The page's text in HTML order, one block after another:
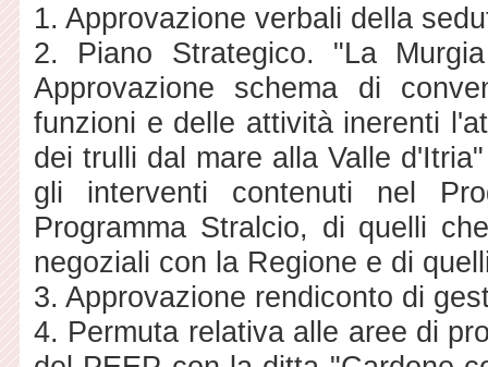
1. Approvazione verbali della
2. Piano Strategico. "La
Approvazione schema di
funzioni e delle attività inerenti
dei trulli dal mare alla Valle
gli interventi contenuti nel
Programma Stralcio, di quelli
negoziali con la Regione e di
3. Approvazione rendiconto di
4. Permuta relativa alle aree di